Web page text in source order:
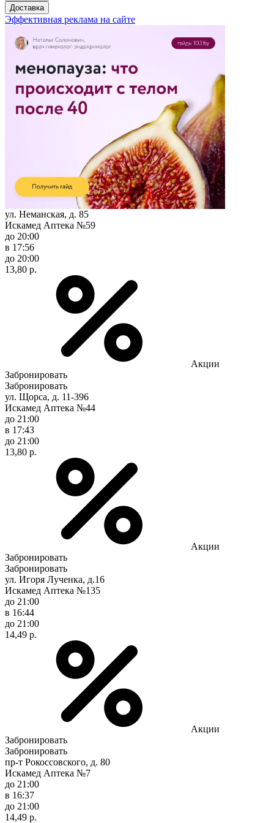
Доставка
Эффективная реклама на сайте
ул. Неманская, д. 85
Искамед Аптека №59
до 20:00
в 17:56
до 20:00
13,80 р.
Акции
Забронировать
Забронировать
ул. Щорса, д. 11-396
Искамед Аптека №44
до 21:00
в 17:43
до 21:00
13,80 р.
Акции
Забронировать
Забронировать
ул. Игоря Лученка, д.16
Искамед Аптека №135
до 21:00
в 16:44
до 21:00
14,49 р.
Акции
Забронировать
Забронировать
пр-т Рокоссовского, д. 80
Искамед Аптека №7
до 21:00
в 16:37
до 21:00
14,49 р.